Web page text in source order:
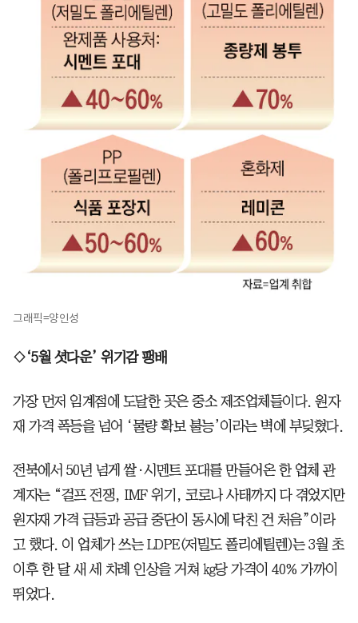
그래픽=양인성
◇‘5월 셧다운’ 위기감 팽배
가장 먼저 임계점에 도달한 곳은 중소 제조업체들이다. 원자
재 가격 폭등을 넘어 ‘물량 확보 불능’이라는 벽에 부딪혔다.
전북에서 50년 넘게 쌀·시멘트 포대를 만들어온 한 업체 관
계자는 “걸프 전쟁, IMF 위기, 코로나 사태까지 다 겪었지만
원자재 가격 급등과 공급 중단이 동시에 닥친 건 처음”이라
고 했다. 이 업체가 쓰는 LDPE(저밀도 폴리에틸렌)는 3월 초
이후 한 달 새 세 차례 인상을 거쳐 ㎏당 가격이 40% 가까이
뛰었다.